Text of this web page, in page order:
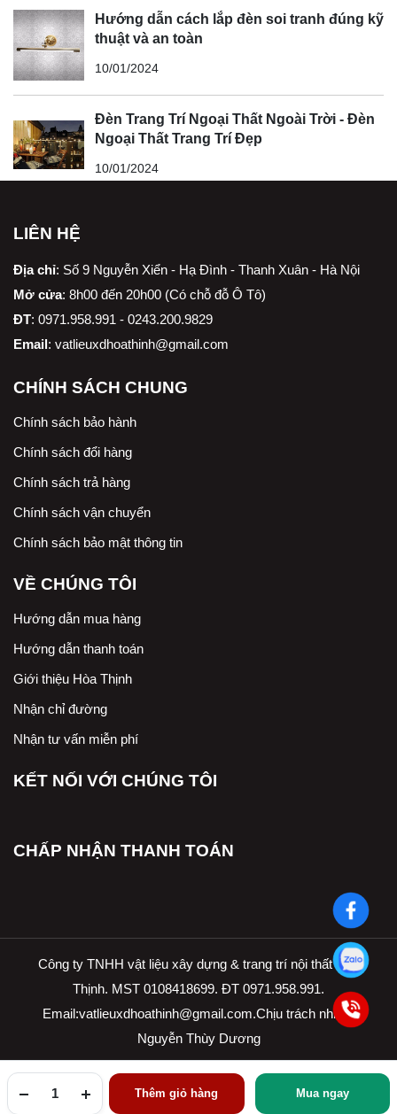
Thêm giỏ hàng Mua ngay
Hướng dẫn cách lắp đèn soi tranh đúng kỹ
thuật và an toàn
10/01/2024
Đèn Trang Trí Ngoại Thất Ngoài Trời - Đèn
Ngoại Thất Trang Trí Đẹp
10/01/2024
LIÊN HỆ
Địa chỉ: Số 9 Nguyễn Xiển - Hạ Đình - Thanh Xuân - Hà Nội
Mở cửa: 8h00 đến 20h00 (Có chỗ đỗ Ô Tô)
ĐT: 0971.958.991 - 0243.200.9829
Email: vatlieuxdhoathinh@gmail.com
CHÍNH SÁCH CHUNG
Chính sách bảo hành
Chính sách đổi hàng
Chính sách trả hàng
Chính sách vận chuyển
Chính sách bảo mật thông tin
VỀ CHÚNG TÔI
Hướng dẫn mua hàng
Hướng dẫn thanh toán
Giới thiệu Hòa Thịnh
Nhận chỉ đường
Nhận tư vấn miễn phí
KẾT NỐI VỚI CHÚNG TÔI
CHẤP NHẬN THANH TOÁN
Công ty TNHH vật liệu xây dựng & trang trí nội thất Hòa
Thịnh. MST 0108418699. ĐT 0971.958.991.
Email:vatlieuxdhoathinh@gmail.com.Chịu trách nhiệm
Nguyễn Thùy Dương